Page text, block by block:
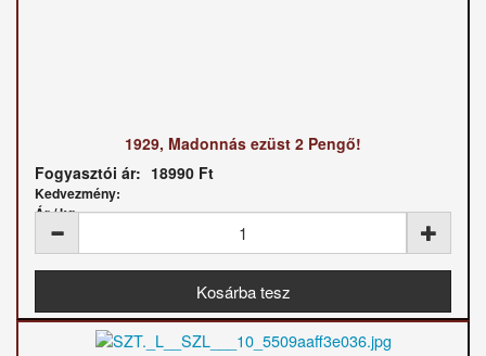
1929, Madonnás ezüst 2 Pengő!
Fogyasztói ár: 18990 Ft
Kedvezmény:
Ár / kg: